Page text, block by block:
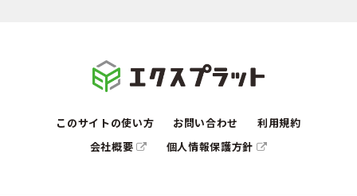
このサイトの使い方 お問い合わせ
利用規約
会社概要
個人情報保護方針